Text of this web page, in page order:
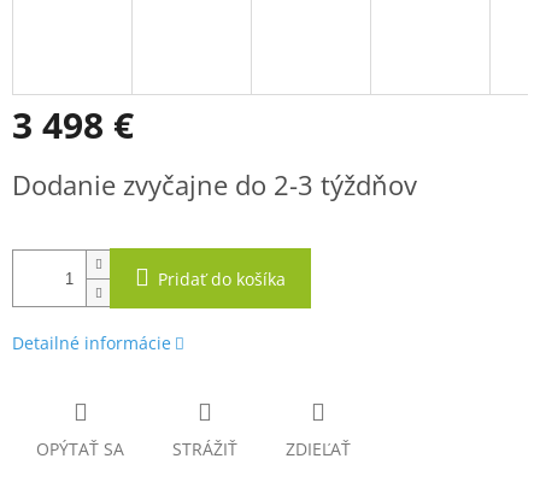
3 498 €
cena:
Dodanie zvyčajne do 2-3 týždňov
Pridať do košíka
Detailné informácie
OPÝTAŤ SA STRÁŽIŤ ZDIEĽAŤ